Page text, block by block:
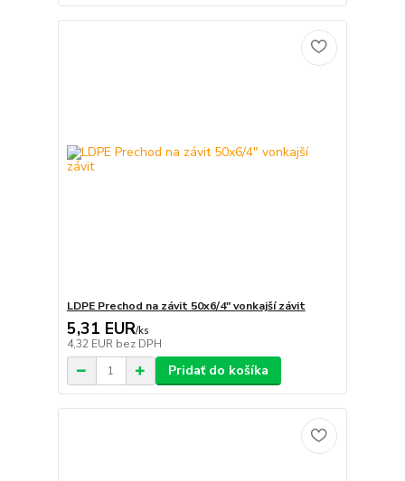
LDPE Prechod na závit 50x6/4" vonkajší závit
5,31 EUR/ks
4,32 EUR bez DPH
Pridať do košíka